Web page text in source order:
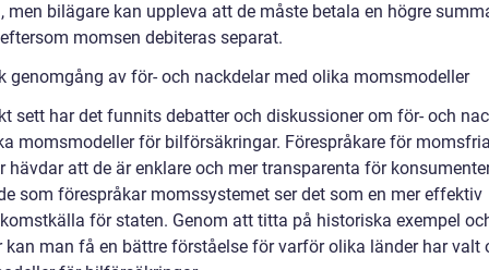
men bilägare kan uppleva att de måste betala en högre
momsen debiteras separat.
genomgång av för- och nackdelar med olika momsmodeller
sett har det funnits debatter och diskussioner om för- och
momsmodeller för bilförsäkringar. Förespråkare för
hävdar att de är enklare och mer transparenta för
som förespråkar momssystemet ser det som en mer effektiv
för staten. Genom att titta på historiska exempel
kan man få en bättre förståelse för varför olika länder har valt